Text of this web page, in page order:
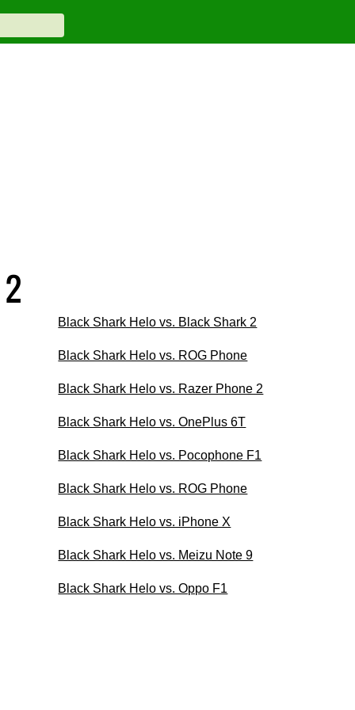
Black Shark Helo vs. Black Shark 2
Black Shark Helo vs. ROG Phone
Black Shark Helo vs. Razer Phone 2
Black Shark Helo vs. OnePlus 6T
Black Shark Helo vs. Pocophone F1
Black Shark Helo vs. ROG Phone
Black Shark Helo vs. iPhone X
Black Shark Helo vs. Meizu Note 9
Black Shark Helo vs. Oppo F1